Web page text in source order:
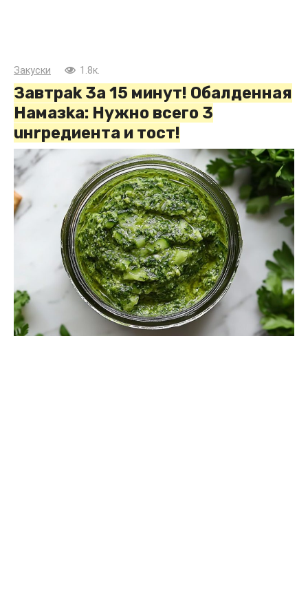
Закуски 1.8к.
Завтpak 3a 15 минут! Oбалденная
Haмазka: Hyжно всего 3
uнrpeдиента и тост!